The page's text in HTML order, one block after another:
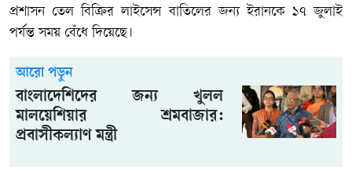
প্রশাসন তেল বিক্রির লাইসেন্স বাতিলের জন্য ইরানকে ১৭ জুলাই
পর্যন্ত সময় বেঁধে দিয়েছে।
আরো পড়ুন
বাংলাদেশিদের জন্য খুলল
মালয়েশিয়ার শ্রমবাজার:
প্রবাসীকল্যাণ মন্ত্রী